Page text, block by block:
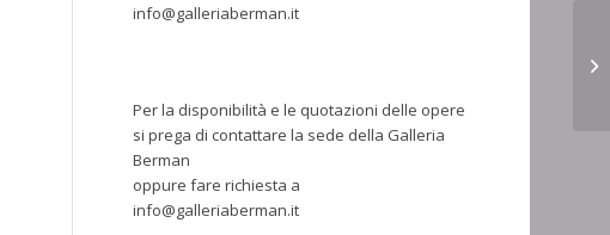
info@galleriaberman.it
Per la disponibilità e le quotazioni delle opere
si prega di contattare la sede della Galleria
Berman
oppure fare richiesta a
info@galleriaberman.it